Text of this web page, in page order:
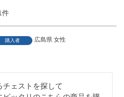
購入者 広島県 女性
ェストを探して